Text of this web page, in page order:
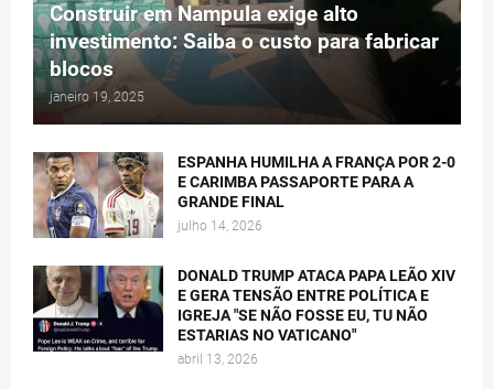
Construir em Nampula exige alto
investimento: Saiba o custo para fabricar
blocos
janeiro 19, 2025
ESPANHA HUMILHA A FRANÇA POR 2-0
E CARIMBA PASSAPORTE PARA A
GRANDE FINAL
julho 14, 2026
DONALD TRUMP ATACA PAPA LEÃO XIV
E GERA TENSÃO ENTRE POLÍTICA E
IGREJA "SE NÃO FOSSE EU, TU NÃO
ESTARIAS NO VATICANO"
abril 13, 2026